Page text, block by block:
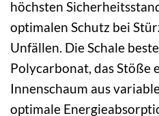
höchsten
optimalen Schutz bei
Unfällen. Die Schale
Polycarbonat, das Stöße
Innenschaum aus
optimale